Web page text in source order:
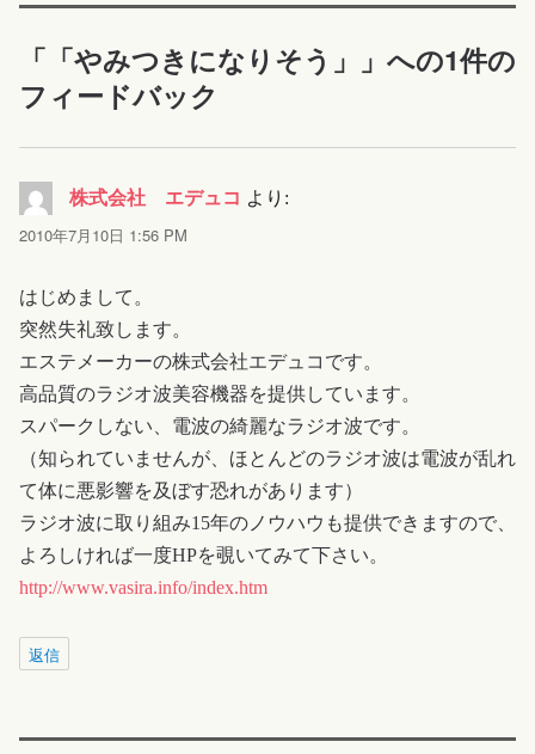
「「やみつきになりそう」」への1件の
フィードバック
株式会社 エデュコ より:
2010年7月10日 1:56 PM
はじめまして。
突然失礼致します。
エステメーカーの株式会社エデュコです。
高品質のラジオ波美容機器を提供しています。
スパークしない、電波の綺麗なラジオ波です。
（知られていませんが、ほとんどのラジオ波は電波が乱れ
て体に悪影響を及ぼす恐れがあります）
ラジオ波に取り組み15年のノウハウも提供できますので、
よろしければ一度HPを覗いてみて下さい。
http://www.vasira.info/index.htm
返信